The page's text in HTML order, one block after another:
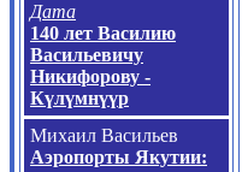
Дата
140 лет Василию
Васильевичу
Никифорову -
Күлүмнүүр
Михаил Васильев
Аэропорты Якутии: